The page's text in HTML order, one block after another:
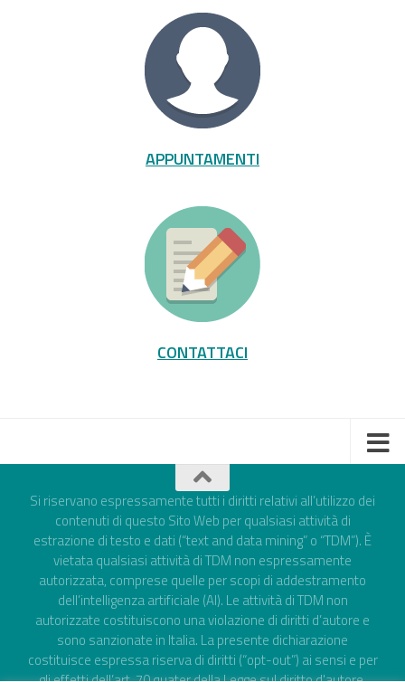
APPUNTAMENTI
CONTATTACI
Si riservano espressamente tutti i diritti relativi all’utilizzo dei
contenuti di questo Sito Web per qualsiasi attività di
estrazione di testo e dati (“text and data mining” o “TDM”). È
vietata qualsiasi attività di TDM non espressamente
autorizzata, comprese quelle per scopi di addestramento
dell’intelligenza artificiale (AI). Le attività di TDM non
autorizzate costituiscono una violazione di diritti d’autore e
sono sanzionate in Italia. La presente dichiarazione
costituisce espressa riserva di diritti (“opt-out”) ai sensi e per